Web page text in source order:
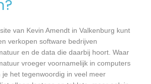
van Kevin Amendt in Valkenburg kunt
verkopen software bedrijven
en de data die daarbij hoort. Waar
vroeger voornamelijk in computers
het tegenwoordig in veel meer